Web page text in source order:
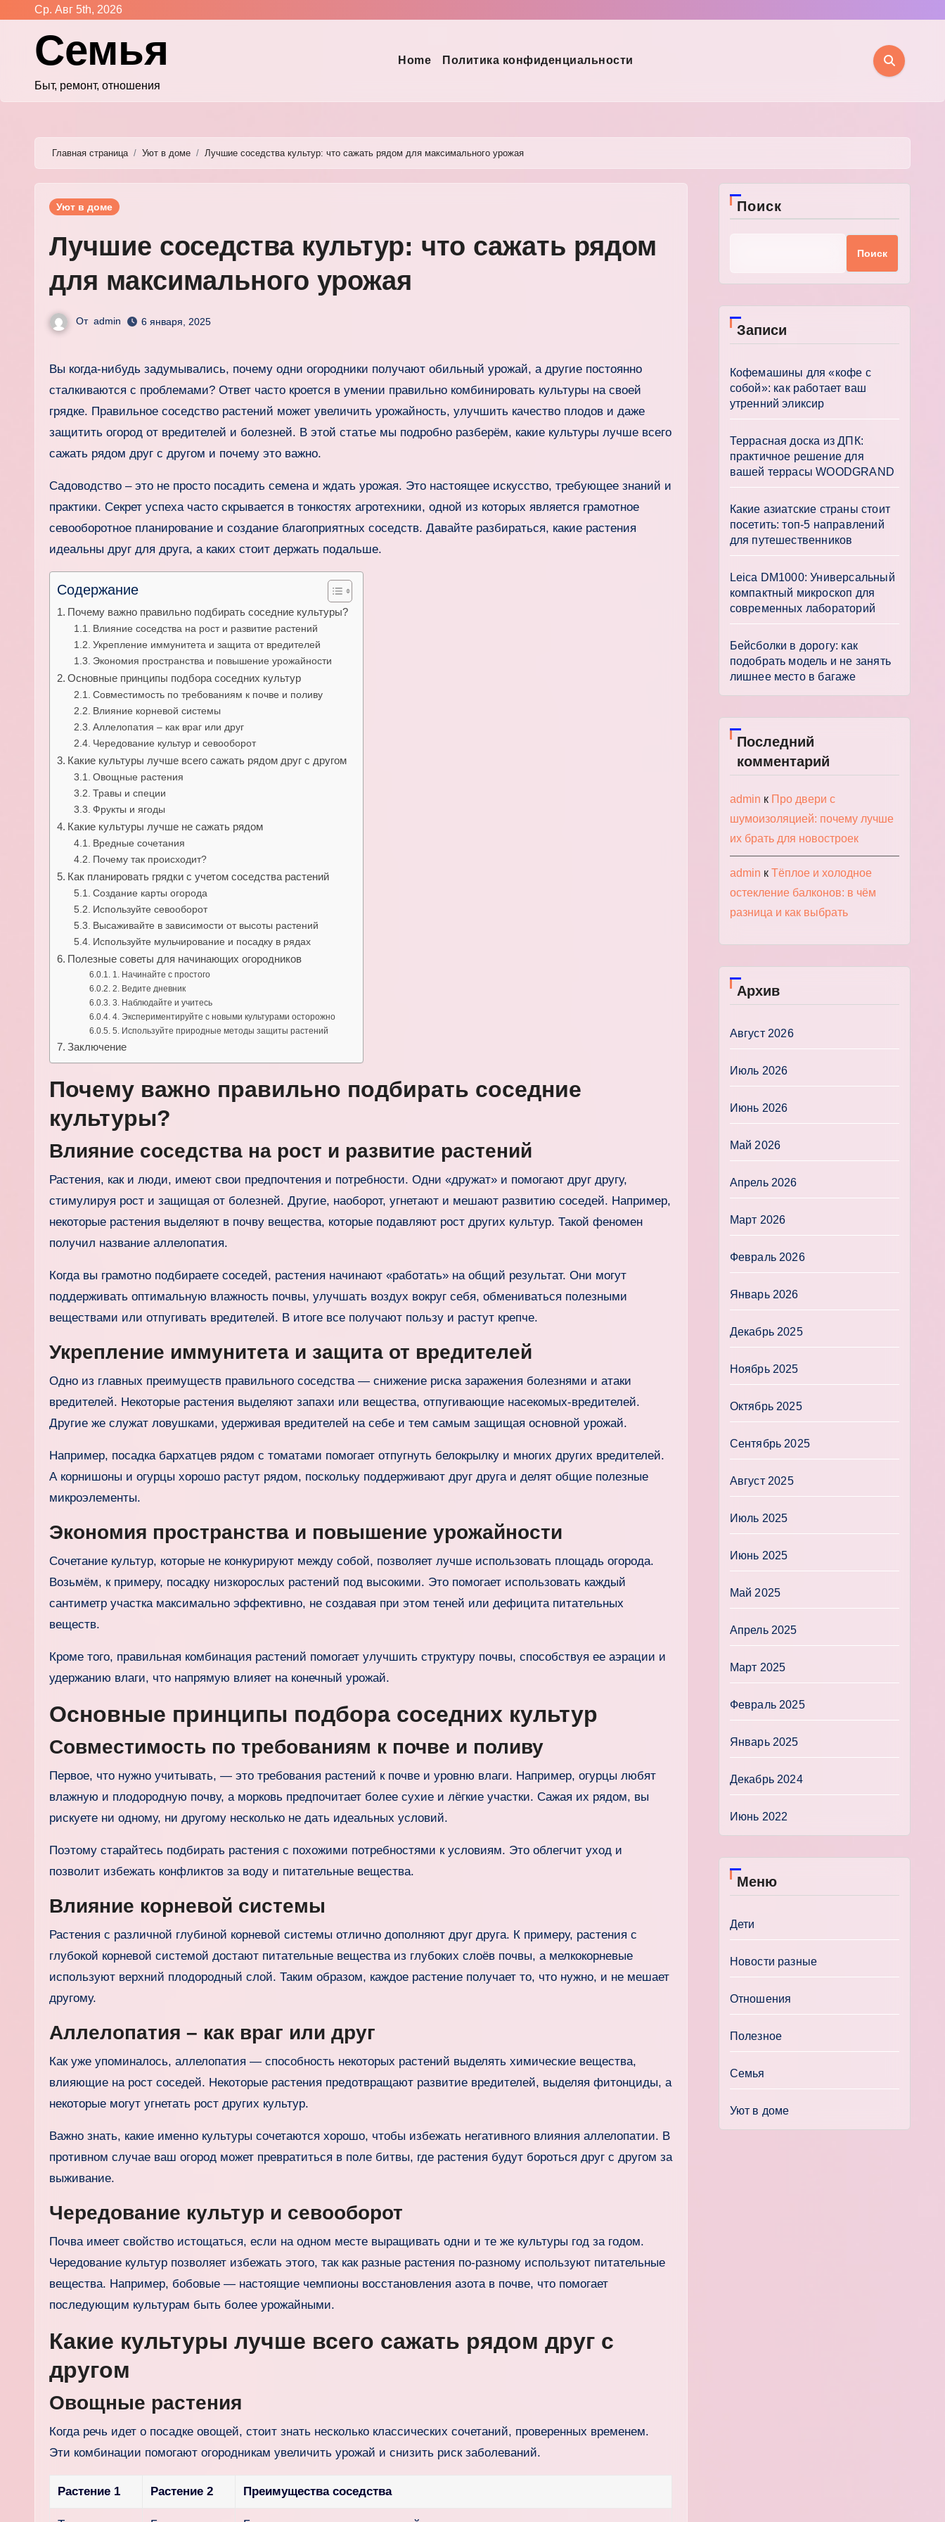
Перейти
содержимому
Ср. Авг 5th, 2026
Семья
Быт, ремонт, отношения
Home Политика конфиденциальности
Главная страница Уют в доме Лучшие соседства культур: что сажать рядом для максимального урожая
Уют в доме
Лучшие соседства культур: что сажать рядом
для максимального урожая
От admin 6 января, 2025
Вы когда-нибудь задумывались, почему одни огородники получают обильный урожай, а другие постоянно
сталкиваются с проблемами? Ответ часто кроется в умении правильно комбинировать культуры на своей
грядке. Правильное соседство растений может увеличить урожайность, улучшить качество плодов и даже
защитить огород от вредителей и болезней. В этой статье мы подробно разберём, какие культуры лучше всего
сажать рядом друг с другом и почему это важно.
Садоводство – это не просто посадить семена и ждать урожая. Это настоящее искусство, требующее знаний и
практики. Секрет успеха часто скрывается в тонкостях агротехники, одной из которых является грамотное
севооборотное планирование и создание благоприятных соседств. Давайте разбираться, какие растения
идеальны друг для друга, а каких стоит держать подальше.
Содержание
Почему важно правильно подбирать соседние культуры?
Влияние соседства на рост и развитие растений
Укрепление иммунитета и защита от вредителей
Экономия пространства и повышение урожайности
Основные принципы подбора соседних культур
Совместимость по требованиям к почве и поливу
Влияние корневой системы
Аллелопатия – как враг или друг
Чередование культур и севооборот
Какие культуры лучше всего сажать рядом друг с другом
Овощные растения
Травы и специи
Фрукты и ягоды
Какие культуры лучше не сажать рядом
Вредные сочетания
Почему так происходит?
Как планировать грядки с учетом соседства растений
Создание карты огорода
Используйте севооборот
Высаживайте в зависимости от высоты растений
Используйте мульчирование и посадку в рядах
Полезные советы для начинающих огородников
1. Начинайте с простого
2. Ведите дневник
3. Наблюдайте и учитесь
4. Экспериментируйте с новыми культурами осторожно
5. Используйте природные методы защиты растений
Заключение
Почему важно правильно подбирать соседние
культуры?
Влияние соседства на рост и развитие растений
Растения, как и люди, имеют свои предпочтения и потребности. Одни «дружат» и помогают друг другу,
стимулируя рост и защищая от болезней. Другие, наоборот, угнетают и мешают развитию соседей. Например,
некоторые растения выделяют в почву вещества, которые подавляют рост других культур. Такой феномен
получил название аллелопатия.
Когда вы грамотно подбираете соседей, растения начинают «работать» на общий результат. Они могут
поддерживать оптимальную влажность почвы, улучшать воздух вокруг себя, обмениваться полезными
веществами или отпугивать вредителей. В итоге все получают пользу и растут крепче.
Укрепление иммунитета и защита от вредителей
Одно из главных преимуществ правильного соседства — снижение риска заражения болезнями и атаки
вредителей. Некоторые растения выделяют запахи или вещества, отпугивающие насекомых-вредителей.
Другие же служат ловушками, удерживая вредителей на себе и тем самым защищая основной урожай.
Например, посадка бархатцев рядом с томатами помогает отпугнуть белокрылку и многих других вредителей.
А корнишоны и огурцы хорошо растут рядом, поскольку поддерживают друг друга и делят общие полезные
микроэлементы.
Экономия пространства и повышение урожайности
Сочетание культур, которые не конкурируют между собой, позволяет лучше использовать площадь огорода.
Возьмём, к примеру, посадку низкорослых растений под высокими. Это помогает использовать каждый
сантиметр участка максимально эффективно, не создавая при этом теней или дефицита питательных
веществ.
Кроме того, правильная комбинация растений помогает улучшить структуру почвы, способствуя ее аэрации и
удержанию влаги, что напрямую влияет на конечный урожай.
Основные принципы подбора соседних культур
Совместимость по требованиям к почве и поливу
Первое, что нужно учитывать, — это требования растений к почве и уровню влаги. Например, огурцы любят
влажную и плодородную почву, а морковь предпочитает более сухие и лёгкие участки. Сажая их рядом, вы
рискуете ни одному, ни другому несколько не дать идеальных условий.
Поэтому старайтесь подбирать растения с похожими потребностями к условиям. Это облегчит уход и
позволит избежать конфликтов за воду и питательные вещества.
Влияние корневой системы
Растения с различной глубиной корневой системы отлично дополняют друг друга. К примеру, растения с
глубокой корневой системой достают питательные вещества из глубоких слоёв почвы, а мелкокорневые
используют верхний плодородный слой. Таким образом, каждое растение получает то, что нужно, и не мешает
другому.
Аллелопатия – как враг или друг
Как уже упоминалось, аллелопатия — способность некоторых растений выделять химические вещества,
влияющие на рост соседей. Некоторые растения предотвращают развитие вредителей, выделяя фитонциды, а
некоторые могут угнетать рост других культур.
Важно знать, какие именно культуры сочетаются хорошо, чтобы избежать негативного влияния аллелопатии. В
противном случае ваш огород может превратиться в поле битвы, где растения будут бороться друг с другом за
выживание.
Чередование культур и севооборот
Почва имеет свойство истощаться, если на одном месте выращивать одни и те же культуры год за годом.
Чередование культур позволяет избежать этого, так как разные растения по-разному используют питательные
вещества. Например, бобовые — настоящие чемпионы восстановления азота в почве, что помогает
последующим культурам быть более урожайными.
Какие культуры лучше всего сажать рядом друг с
другом
Овощные растения
Когда речь идет о посадке овощей, стоит знать несколько классических сочетаний, проверенных временем.
Эти комбинации помогают огородникам увеличить урожай и снизить риск заболеваний.
Растение 1 Растение 2 Преимущества соседства
Поиск
Поиск
Записи
Кофемашины для «кофе с
собой»: как работает ваш
утренний эликсир
Террасная доска из ДПК:
практичное решение для
вашей террасы WOODGRAND
Какие азиатские страны стоит
посетить: топ-5 направлений
для путешественников
Leica DM1000: Универсальный
компактный микроскоп для
современных лабораторий
Бейсболки в дорогу: как
подобрать модель и не занять
лишнее место в багаже
Последний
комментарий
admin к Про двери с
шумоизоляцией: почему лучше
их брать для новостроек
admin к Тёплое и холодное
остекление балконов: в чём
разница и как выбрать
Архив
Август 2026
Июль 2026
Июнь 2026
Май 2026
Апрель 2026
Март 2026
Февраль 2026
Январь 2026
Декабрь 2025
Ноябрь 2025
Октябрь 2025
Сентябрь 2025
Август 2025
Июль 2025
Июнь 2025
Май 2025
Апрель 2025
Март 2025
Февраль 2025
Январь 2025
Декабрь 2024
Июнь 2022
Меню
Дети
Новости разные
Отношения
Полезное
Семья
Уют в доме